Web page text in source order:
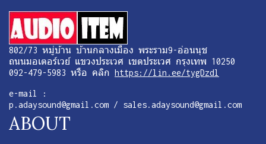
802/73 หมู่บ้าน บ้านกลางเมือง พระราม9-อ่อนนุช
ถนนมอเตอร์เวย์ แขวงประเวศ เขตประเวศ กรุงเทพ 10250
092-479-5983 หรือ คลิก https://lin.ee/tygDzdl
e-mail :
p.adaysound@gmail.com / sales.adaysound@gmail.com
ABOUT